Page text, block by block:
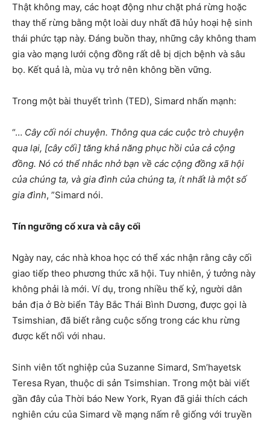
Thật không may, các hoạt động như chặt phá rừng hoặc
thay thế rừng bằng một loài duy nhất đã hủy hoại hệ sinh
thái phức tạp này. Đáng buồn thay, những cây không tham
gia vào mạng lưới cộng đồng rất dễ bị dịch bệnh và sâu
bọ. Kết quả là, mùa vụ trở nên không bền vững.
Trong một bài thuyết trình (TED), Simard nhấn mạnh:
“… Cây cối nói chuyện. Thông qua các cuộc trò chuyện
qua lại, [cây cối] tăng khả năng phục hồi của cả cộng
đồng. Nó có thể nhắc nhở bạn về các cộng đồng xã hội
của chúng ta, và gia đình của chúng ta, ít nhất là một số
gia đình, ”Simard nói.
Tín ngưỡng cổ xưa và cây cối
Ngày nay, các nhà khoa học có thể xác nhận rằng cây cối
giao tiếp theo phương thức xã hội. Tuy nhiên, ý tưởng này
không phải là mới. Ví dụ, trong nhiều thế kỷ, người dân
bản địa ở Bờ biển Tây Bắc Thái Bình Dương, được gọi là
Tsimshian, đã biết rằng cuộc sống trong các khu rừng
được kết nối với nhau.
Sinh viên tốt nghiệp của Suzanne Simard, Sm’hayetsk
Teresa Ryan, thuộc di sản Tsimshian. Trong một bài viết
gần đây của Thời báo New York, Ryan đã giải thích cách
nghiên cứu của Simard về mạng nấm rễ giống với truyền